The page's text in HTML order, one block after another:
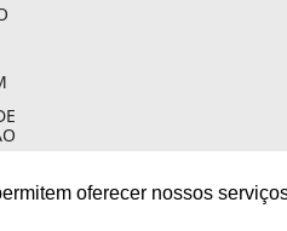
oferecer nossos